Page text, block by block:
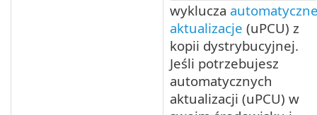
wyklucza
aktualizacje (uPCU) z
kopii dystrybucyjnej.
Jeśli potrzebujesz
automatycznych
aktualizacji (uPCU) w